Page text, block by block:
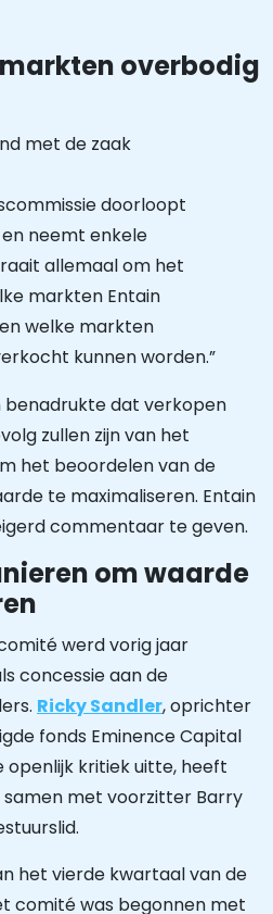
overbodig
met de zaak
doorloopt
neemt enkele
allemaal om het
markten Entain
welke markten
kunnen worden.”
benadrukte dat verkopen
zullen zijn van het
het beoordelen van de
te maximaliseren. Entain
commentaar te geven.
om waarde
werd vorig jaar
concessie aan de
Ricky Sandler, oprichter
fonds Eminence Capital
openlijk kritiek uitte, heeft
met voorzitter Barry
het vierde kwartaal van de
comité was begonnen met